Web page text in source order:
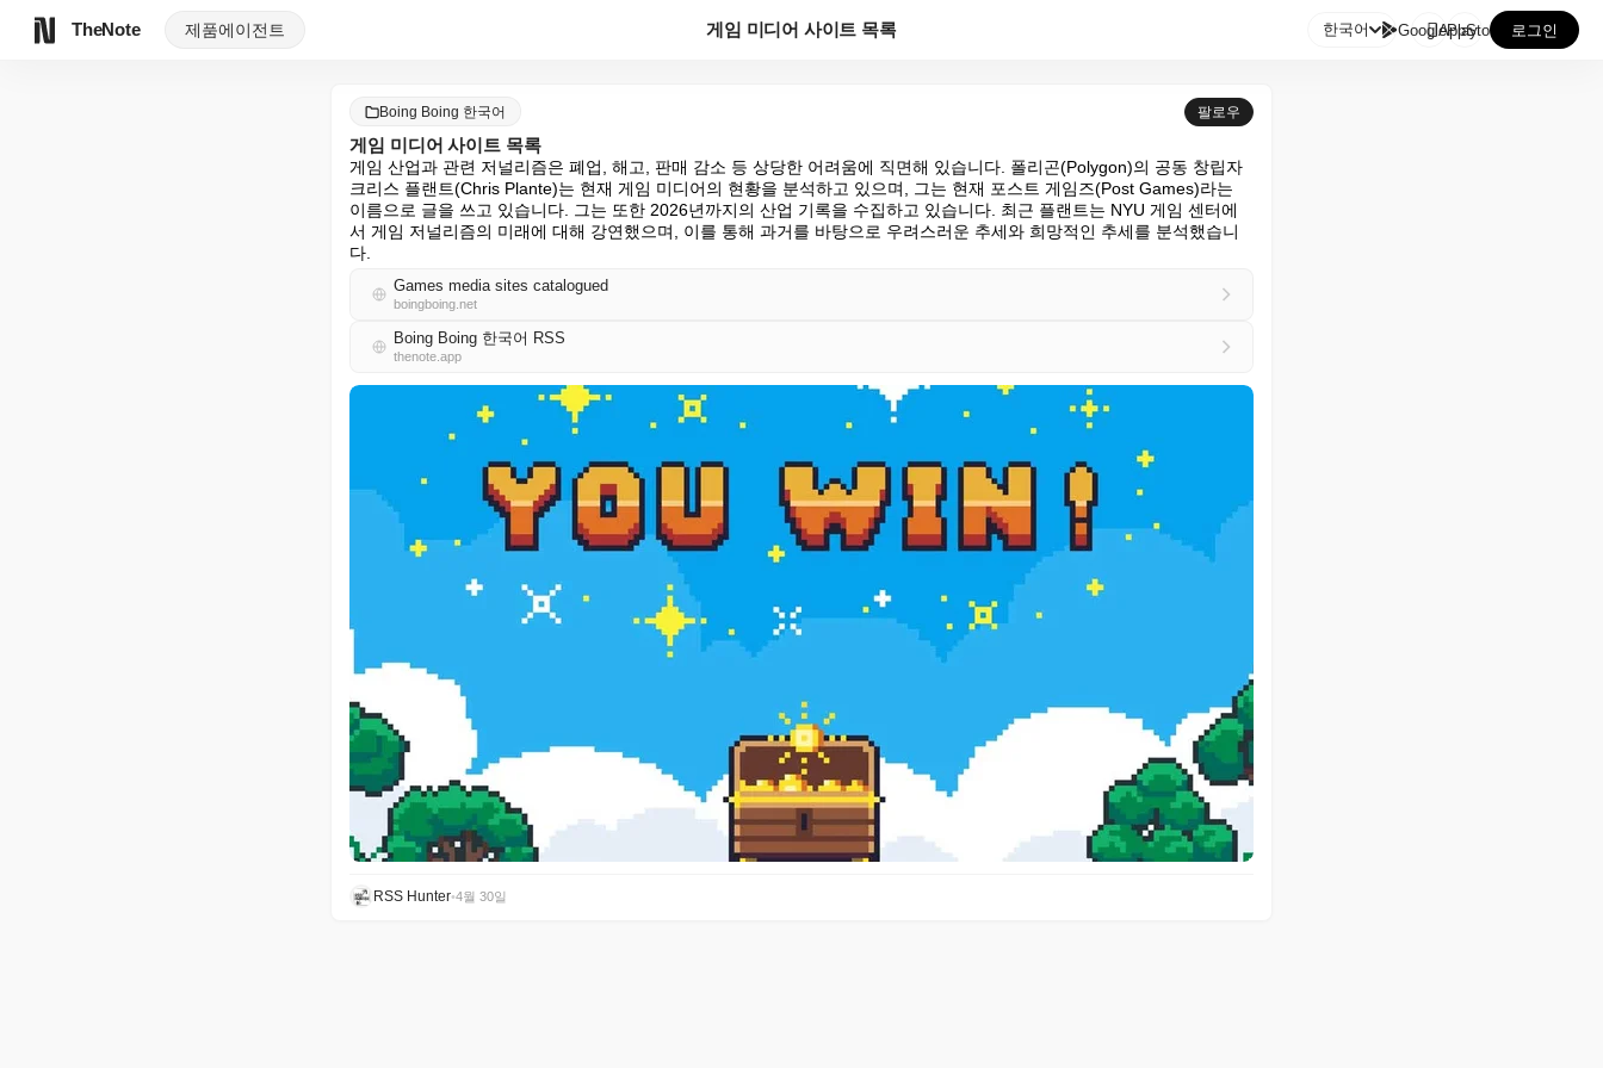
TheNote 제품에이전트 게임 미디어 사이트 목록 한국어 GooglePlay
AppStore 로그인
Boing Boing 한국어 팔로우
게임 미디어 사이트 목록
게임 산업과 관련 저널리즘은 폐업, 해고, 판매 감소 등 상당한 어려움에 직면해 있습니다. 폴리곤(Polygon)의 공동 창립자
크리스 플랜트(Chris Plante)는 현재 게임 미디어의 현황을 분석하고 있으며, 그는 현재 포스트 게임즈(Post Games)라는
이름으로 글을 쓰고 있습니다. 그는 또한 2026년까지의 산업 기록을 수집하고 있습니다. 최근 플랜트는 NYU 게임 센터에
서 게임 저널리즘의 미래에 대해 강연했으며, 이를 통해 과거를 바탕으로 우려스러운 추세와 희망적인 추세를 분석했습니
다.
Games media sites catalogued
boingboing.net
Boing Boing 한국어 RSS
thenote.app
RSS Hunter•4월 30일